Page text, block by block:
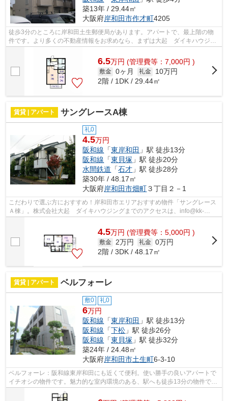
築13年 / 29.44㎡
大阪府岸和田市作才町4205
徒歩3分のところに岸和田土生郵便局があります。アパートで、最上階の物
件です。より多くの不動産情報をお求めなら、まずは大起 ダイキハウジン
グまでご連絡ください。当社では、阪和...
6.5万円 (管理費等：7,000円 )
敷金 0ヶ月 礼金
10万円
2階 / 1DK / 29.44㎡
賃貸 | アパート サングレースA棟
礼0
4.5万円
阪和線 「東岸和田 」駅 徒歩13分
阪和線 「東貝塚 」駅 徒歩20分
水間鉄道 「石才 」駅 徒歩28分
築30年 / 48.17㎡
大阪府岸和田市畑町３丁目２－1
こだわりで選ぶ方におすすめ！岸和田市エリアおすすめ物件「サングレース
Ａ棟」。株式会社大起 ダイキハウジングまでのアクセスは、info@kk-
4.5万円 (管理費等：5,000円 )
敷金 2万円 礼金 0万円
2階 / 3DK / 48.17㎡
賃貸 | アパート ベルフォーレ
敷0 礼0
6万円
阪和線 「東岸和田 」駅 徒歩13分
阪和線 「下松 」駅 徒歩26分
阪和線 「東貝塚 」駅 徒歩32分
築24年 / 24.48㎡
大阪府岸和田市土生町6-3-10
ベルフォーレ：阪和線東岸和田にも近くて便利。使い勝手の良いアパートで
イチオシの物件です。魅力的な室内環境のある、駅へも徒歩13分の物件で
す。最上階は夜景が綺麗に観え、周りの...